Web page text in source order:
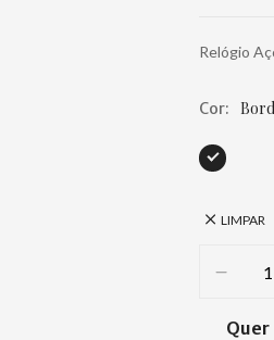
Relógio
Cor
LIMPAR